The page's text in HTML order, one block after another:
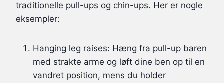
traditionelle pull-ups og chin-ups. Her er nogle
eksempler:
Hanging leg raises: Hæng fra pull-up baren
med strakte arme og løft dine ben op til en
vandret position, mens du holder